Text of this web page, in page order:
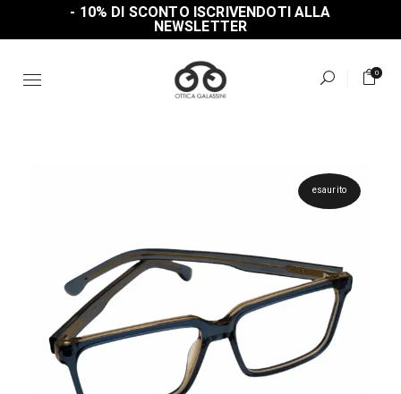
the
- 10% DI SCONTO ISCRIVENDOTI ALLA
NEWSLETTER
0
esaurito